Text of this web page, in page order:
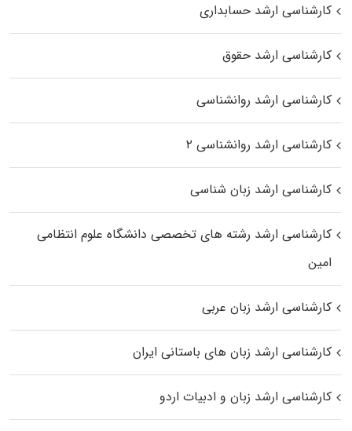
کارشناسی ارشد حسابداری
کارشناسی ارشد حقوق
کارشناسی ارشد روانشناسی
کارشناسی ارشد روانشناسی ۲
کارشناسی ارشد زبان شناسی
کارشناسی ارشد رﺷﺘﻪ ﻫﺎی تخصصی داﻧﺸﮕﺎه ﻋﻠﻮم انتظامی
اﻣﻴﻦ
کارشناسی ارشد زبان عربی
کارشناسی ارشد زبان‌ های باستانی ایران
کارشناسی ارشد زبان و ادبیات اردو